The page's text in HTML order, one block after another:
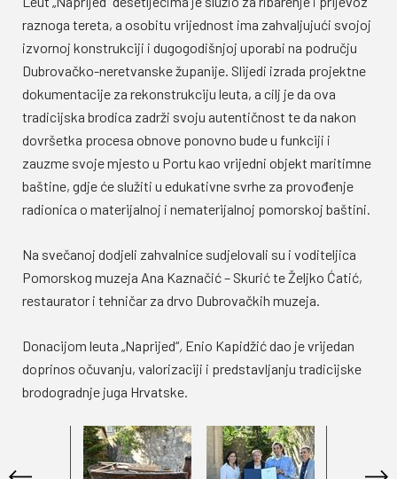
raznoga tereta, a osobitu vrijednost ima zahvaljujući svojoj
izvornoj konstrukciji i dugogodišnjoj uporabi na području
Dubrovačko-neretvanske županije. Slijedi izrada projektne
dokumentacije za rekonstrukciju leuta, a cilj je da ova
tradicijska brodica zadrži svoju autentičnost te da nakon
dovršetka procesa obnove ponovno bude u funkciji i
zauzme svoje mjesto u Portu kao vrijedni objekt maritimne
baštine, gdje će služiti u edukativne svrhe za provođenje
radionica o materijalnoj i nematerijalnoj pomorskoj baštini.
Na svečanoj dodjeli zahvalnice sudjelovali su i voditeljica
Pomorskog muzeja Ana Kaznačić – Skurić te Željko Ćatić,
restaurator i tehničar za drvo Dubrovačkih muzeja.
Donacijom leuta „Naprijed“, Enio Kapidžić dao je vrijedan
doprinos očuvanju, valorizaciji i predstavljanju tradicijske
brodogradnje juga Hrvatske.